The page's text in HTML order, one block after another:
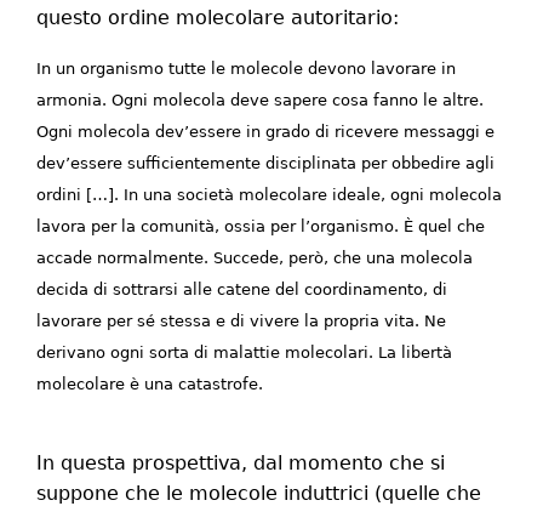
questo ordine molecolare autoritario:
In un organismo tutte le molecole devono lavorare in
armonia. Ogni molecola deve sapere cosa fanno le altre.
Ogni molecola dev’essere in grado di ricevere messaggi e
dev’essere sufficientemente disciplinata per obbedire agli
ordini […]. In una società molecolare ideale, ogni molecola
lavora per la comunità, ossia per l’organismo. È quel che
accade normalmente. Succede, però, che una molecola
decida di sottrarsi alle catene del coordinamento, di
lavorare per sé stessa e di vivere la propria vita. Ne
derivano ogni sorta di malattie molecolari. La libertà
molecolare è una catastrofe.
In questa prospettiva, dal momento che si
suppone che le molecole induttrici (quelle che